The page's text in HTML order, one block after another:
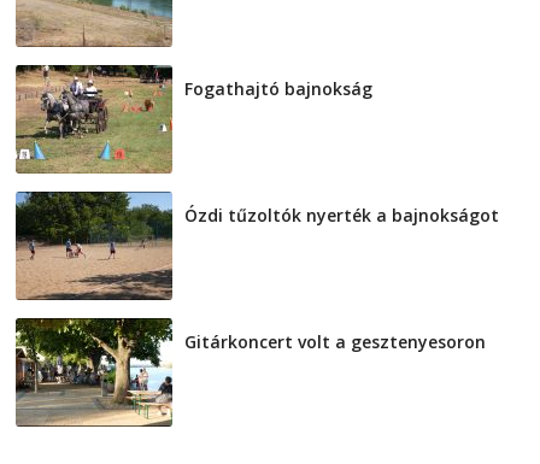
Fogathajtó bajnokság
Ózdi tűzoltók nyerték a bajnokságot
Gitárkoncert volt a gesztenyesoron